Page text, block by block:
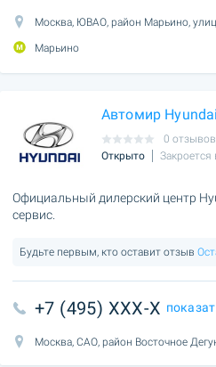
Москва, ЮВАО, район Марьино,
Марьино
Автомир Hyundai
0 отзывов
Открыто
Закроется
Официальный дилерский центр
сервис.
Будьте первым, кто оставит отзыв
+7 (495) XXX-X
Москва, САО, район Восточное